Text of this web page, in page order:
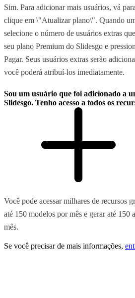
Sim. Para adicionar mais usuários, vá
clique em \"Atualizar plano\". Quando
selecione o número de usuários extras
seu plano Premium do Slidesgo e
Pagar. Seus usuários extras serão
você poderá atribuí-los imediatamente.
Sou um usuário que foi adicionado a
Slidesgo. Tenho acesso a todos os
Você pode acessar milhares de recursos
até 150 modelos por mês e gerar até 150
mês.
Se você precisar de mais informações,